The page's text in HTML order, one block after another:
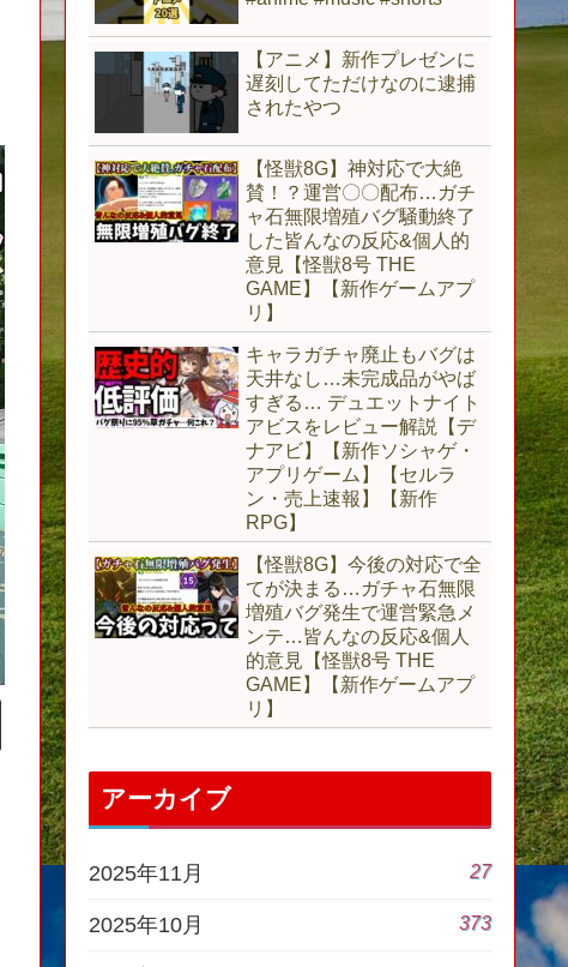
【アニメ】新作プレゼンに
遅刻してただけなのに逮捕
されたやつ
【怪獣8G】神対応で大絶
賛！？運営〇〇配布…ガチ
ャ石無限増殖バグ騒動終了
した皆んなの反応&個人的
意見【怪獣8号 THE
GAME】【新作ゲームアプ
リ】
キャラガチャ廃止もバグは
天井なし…未完成品がやば
すぎる… デュエットナイト
アビスをレビュー解説【デ
ナアビ】【新作ソシャゲ・
アプリゲーム】【セルラ
ン・売上速報】【新作
RPG】
【怪獣8G】今後の対応で全
てが決まる…ガチャ石無限
増殖バグ発生で運営緊急メ
ンテ…皆んなの反応&個人
的意見【怪獣8号 THE
GAME】【新作ゲームアプ
リ】
アーカイブ
2025年11月 27
2025年10月 373